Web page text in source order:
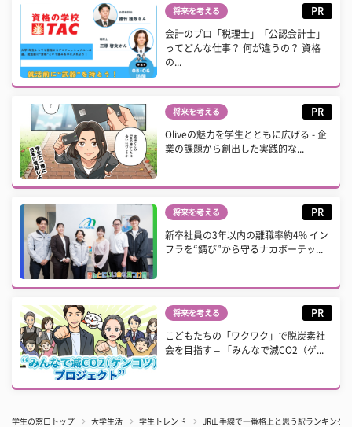
将来を考える PR
会計のプロ「税理士」「公認会計士」
ってどんな仕事？ 何が違うの？ 資格
の...
将来を考える PR
Oliveの魅力を学生とともに広げる - 企
業の課題から創出した実践的な...
将来を考える PR
新卒社員の3年以内の離職率約4% イン
フラを“錆び”から守るナカボーテッ...
将来を考える PR
こどもたちの「ワクワク」で脱炭素社
会を目指す – 「みんなで減CO2（ゲ...
学生の窓口トップ 大学生活 学生トレンド JR山手線で一番格上と思う駅ランキン